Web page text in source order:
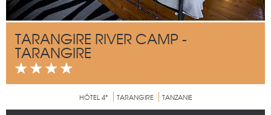
TARANGIRE RIVER CAMP -
TARANGIRE
HÔTEL 4* TARANGIRE TANZANIE